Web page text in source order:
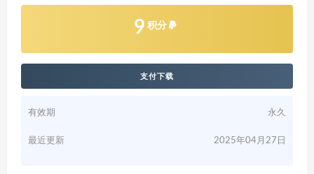
9 积分
支付下载
有效期 永久
最近更新 2025年04月27日